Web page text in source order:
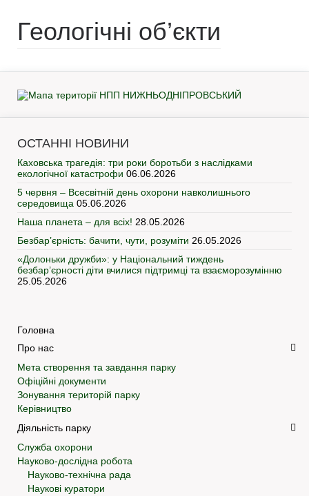
Геологічні об’єкти
ОСТАННІ НОВИНИ
Каховська трагедія: три роки боротьби з наслідками
екологічної катастрофи 06.06.2026
5 червня – Всесвітній день охорони навколишнього
середовища 05.06.2026
Наша планета – для всіх! 28.05.2026
Безбар’єрність: бачити, чути, розуміти 26.05.2026
«Долоньки дружби»: у Національний тиждень
безбар’єрності діти вчилися підтримці та взаєморозумінню
25.05.2026
Головна
Про нас
Мета створення та завдання парку
Офіційні документи
Зонування територій парку
Керівництво
Діяльність парку
Служба охорони
Науково-дослідна робота
Науково-технічна рада
Наукові куратори